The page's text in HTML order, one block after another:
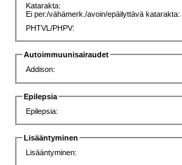
Katarakta:
Ei per./vähämerk./avoin/epäilyttävä katarakta:
PHTVL/PHPV:
Autoimmuunisairaudet
Addison:
Epilepsia
Epilepsia:
Lisääntyminen
Lisääntyminen: